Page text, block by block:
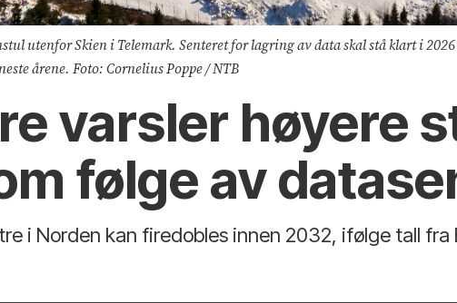
utenfor Skien i Telemark. Senteret for lagring av data skal stå klart i
årene. Foto: Cornelius Poppe / NTB
varsler høyere
følge av
i Norden kan firedobles innen 2032, ifølge tall fra